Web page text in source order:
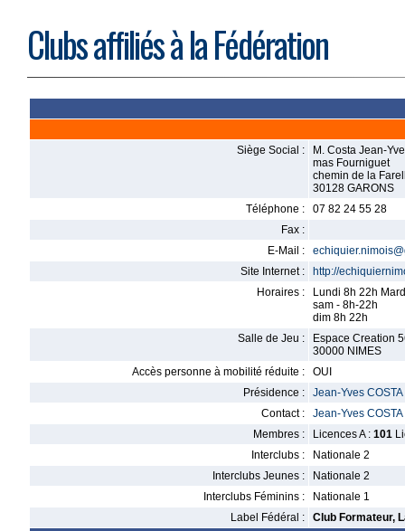
Clubs affiliés à la Fédération
Siège Social :
M. Costa Jean-
mas Fourniguet
chemin de la
30128 GARONS
Téléphone :
07 82 24 55 28
Fax :
E-Mail :
Site Internet :
http://
Horaires :
Lundi 8h 22h
sam - 8h-22h
dim 8h 22h
Salle de Jeu :
Espace Creation
30000 NIMES
Accès personne à mobilité réduite :
OUI
Présidence :
Jean-Yves COSTA
Contact :
Jean-Yves COSTA
Membres :
Licences A : 101
Interclubs :
Nationale 2
Interclubs Jeunes :
Nationale 2
Interclubs Féminins :
Nationale 1
Label Fédéral :
Club Formateur,